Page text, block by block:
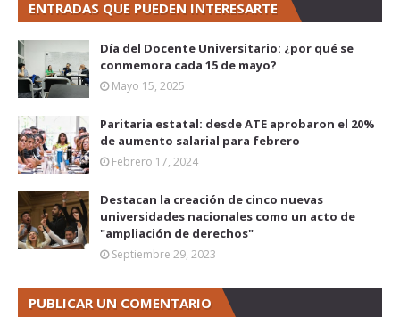
ENTRADAS QUE PUEDEN INTERESARTE
Día del Docente Universitario: ¿por qué se
conmemora cada 15 de mayo?
Mayo 15, 2025
Paritaria estatal: desde ATE aprobaron el 20%
de aumento salarial para febrero
Febrero 17, 2024
Destacan la creación de cinco nuevas
universidades nacionales como un acto de
"ampliación de derechos"
Septiembre 29, 2023
PUBLICAR UN COMENTARIO